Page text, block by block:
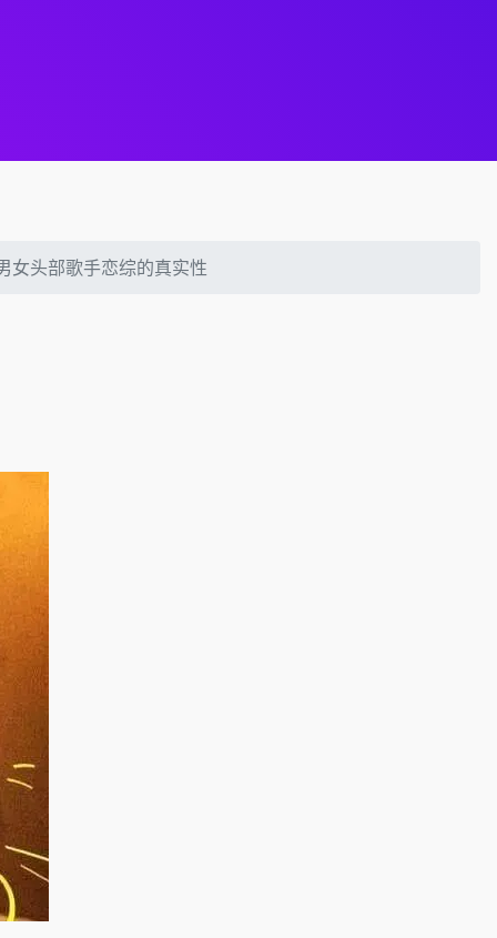
女头部歌手恋综的真实性